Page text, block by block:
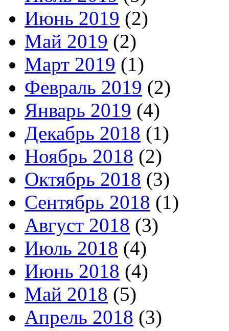
Июнь 2019 (2)
Май 2019 (2)
Март 2019 (1)
Февраль 2019 (2)
Январь 2019 (4)
Декабрь 2018 (1)
Ноябрь 2018 (2)
Октябрь 2018 (3)
Сентябрь 2018 (1)
Август 2018 (3)
Июль 2018 (4)
Июнь 2018 (4)
Май 2018 (5)
Апрель 2018 (3)